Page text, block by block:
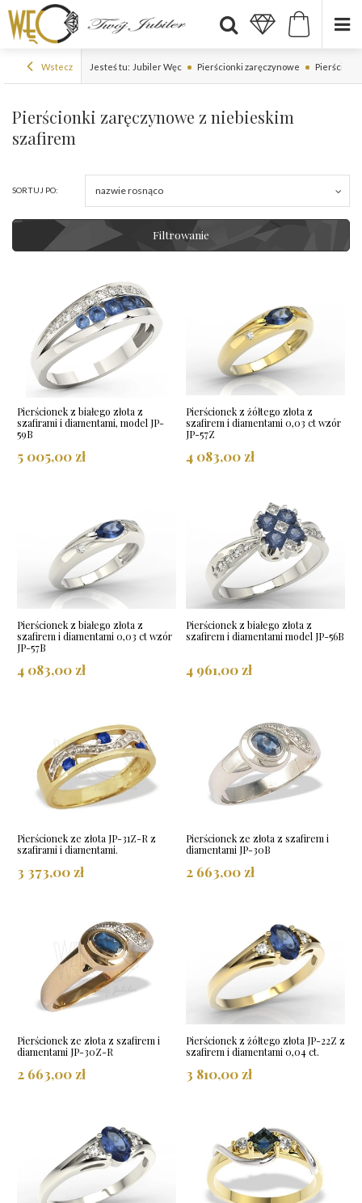
Wstecz Jesteś tu: Jubiler Węc Pierścionki zaręczynowe
Pierścionki zaręczynowe z niebieskim
szafirem
SORTUJ PO: nazwie rosnąco
Filtrowanie
Pierścionek z białego złota z
szafirami i diamentami, model JP-
59B
5 005,00 zł
Pierścionek z żółtego złota z
szafirem i diamentami 0,03 ct wzór
JP-57Z
4 083,00 zł
Pierścionek z białego złota z
szafirem i diamentami 0,03 ct wzór
JP-57B
4 083,00 zł
Pierścionek z białego złota z
szafirem i diamentami model JP-56B
4 961,00 zł
Pierścionek ze złota JP-31Z-R z
szafirami i diamentami.
3 373,00 zł
Pierścionek ze złota z szafirem i
diamentami JP-30B
2 663,00 zł
Pierścionek ze złota z szafirem i
diamentami JP-30Z-R
2 663,00 zł
Pierścionek z żółtego złota JP-22Z z
szafirem i diamentami 0,04 ct.
3 810,00 zł